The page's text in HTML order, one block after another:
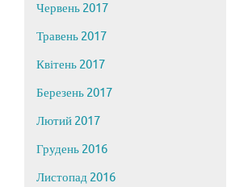
Червень 2017
Травень 2017
Квітень 2017
Березень 2017
Лютий 2017
Грудень 2016
Листопад 2016